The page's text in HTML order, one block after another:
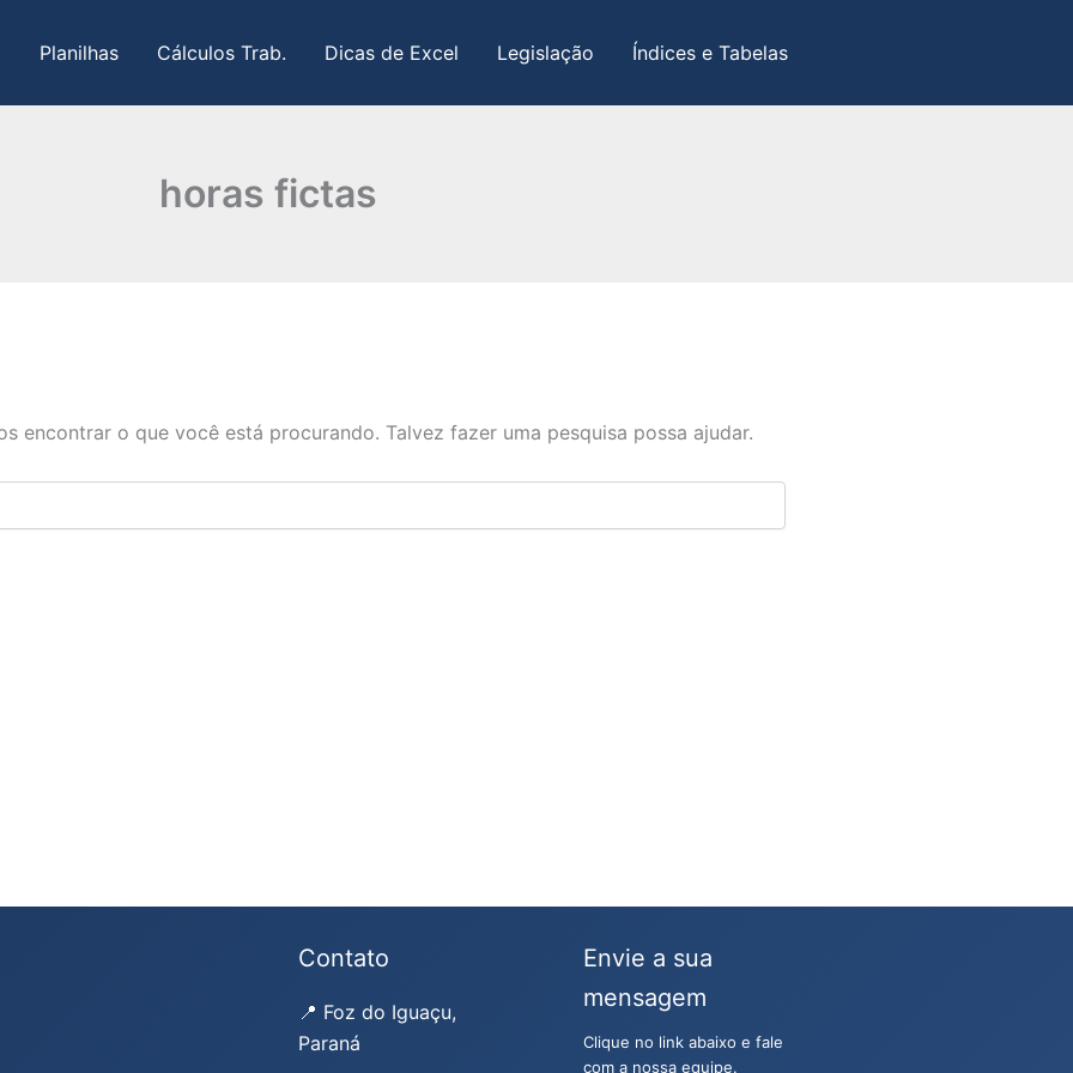
Planilhas Cálculos Trab. Dicas de Excel Legislação Índices e Tabelas
horas fictas
encontrar o que você está procurando. Talvez fazer uma pesquisa possa ajudar.
Contato
📍 Foz do Iguaçu,
Paraná
Envie a sua
mensagem
Clique no link abaixo e fale
com a nossa equipe.